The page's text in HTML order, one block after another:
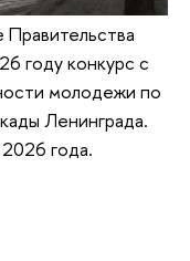
году конкурс с
молодежи по
Ленинграда.
года.